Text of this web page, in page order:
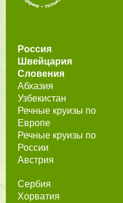
Россия
Швейцария
Словения
Абхазия
Узбекистан
Речные круизы по
Европе
Речные круизы по
России
Австрия
Сербия
Хорватия